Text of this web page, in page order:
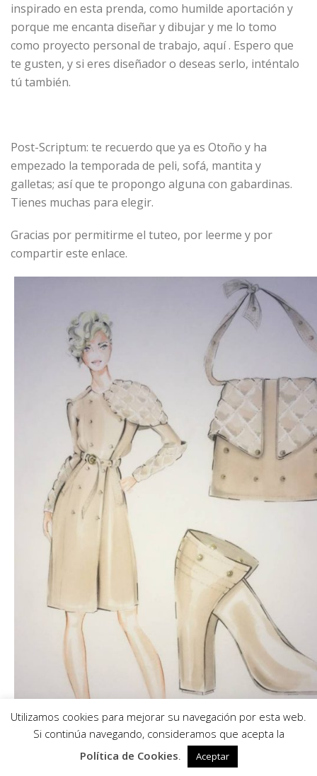
inspirado en esta prenda, como humilde aportación y
porque me encanta diseñar y dibujar y me lo tomo
como proyecto personal de trabajo, aquí . Espero que
te gusten, y si eres diseñador o deseas serlo, inténtalo
tú también.
Post-Scriptum: te recuerdo que ya es Otoño y ha
empezado la temporada de peli, sofá, mantita y
galletas; así que te propongo alguna con gabardinas.
Tienes muchas para elegir.
Gracias por permitirme el tuteo, por leerme y por
compartir este enlace.
0
Utilizamos cookies para mejorar su navegación por esta web.
Si continúa navegando, consideramos que acepta la
Política de Cookies. Aceptar